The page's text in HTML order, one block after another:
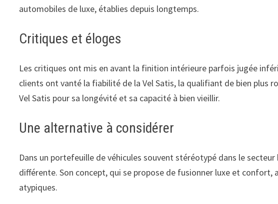
automobiles de luxe, établies depuis longtemps.
Critiques et éloges
Les critiques ont mis en avant la finition intérieure parfois jugée
clients ont vanté la fiabilité de la Vel Satis, la qualifiant de bien plus
Vel Satis pour sa longévité et sa capacité à bien vieillir.
Une alternative à considérer
Dans un portefeuille de véhicules souvent stéréotypé dans le
différente. Son concept, qui se propose de fusionner luxe et
atypiques.